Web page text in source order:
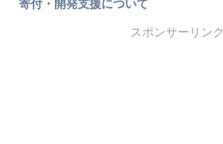
寄付・開発支援について
スポンサーリンク